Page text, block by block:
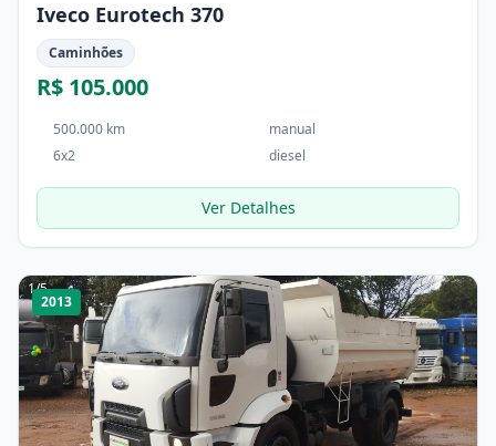
Iveco Eurotech 370
Caminhões
R$ 105.000
500.000 km
manual
6x2
diesel
Ver Detalhes
1/5
2013